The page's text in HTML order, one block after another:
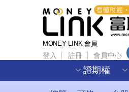
MONEY LINK 會員
登入 註冊 會員中心
證期權